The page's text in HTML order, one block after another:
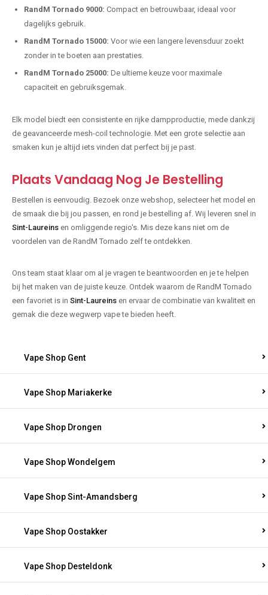
RandM Tornado 9000: Compact en betrouwbaar, ideaal voor
dagelijks gebruik.
RandM Tornado 15000: Voor wie een langere levensduur zoekt
zonder in te boeten aan prestaties.
RandM Tornado 25000: De ultieme keuze voor maximale
capaciteit en gebruiksgemak.
Elk model biedt een consistente en rijke dampproductie, mede dankzij
de geavanceerde mesh-coil technologie. Met een grote selectie aan
smaken kun je altijd iets vinden dat perfect bij je past.
Plaats Vandaag Nog Je Bestelling
Bestellen is eenvoudig. Bezoek onze webshop, selecteer het model en
de smaak die bij jou passen, en rond je bestelling af. Wij leveren snel in
Sint-Laureins en omliggende regio's. Mis deze kans niet om de
voordelen van de RandM Tornado zelf te ontdekken.
Ons team staat klaar om al je vragen te beantwoorden en je te helpen
bij het maken van de juiste keuze. Ontdek waarom de RandM Tornado
een favoriet is in Sint-Laureins en ervaar de combinatie van kwaliteit en
gemak die deze wegwerp vape te bieden heeft.
Vape Shop Gent
Vape Shop Mariakerke
Vape Shop Drongen
Vape Shop Wondelgem
Vape Shop Sint-Amandsberg
Vape Shop Oostakker
Vape Shop Desteldonk